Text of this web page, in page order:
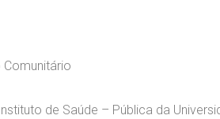
de Saúde – Pública da